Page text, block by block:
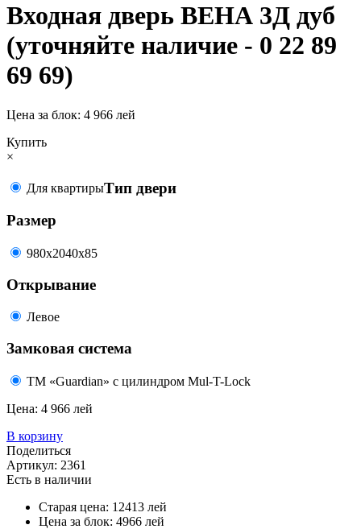
Входная дверь ВЕНА 3Д дуб
(уточняйте наличие - 0 22 89
69 69)
Цена за блок: 4 966 лей
Купить
×
Для квартирыТип двери
Размер
980x2040х85
Открывание
Левое
Замковая система
ТМ «Guardian» с цилиндром Mul-T-Lock
Цена: 4 966 лей
В корзину
Поделиться
Артикул: 2361
Есть в наличии
Старая цена: 12413 лей
Цена за блок: 4966 лей